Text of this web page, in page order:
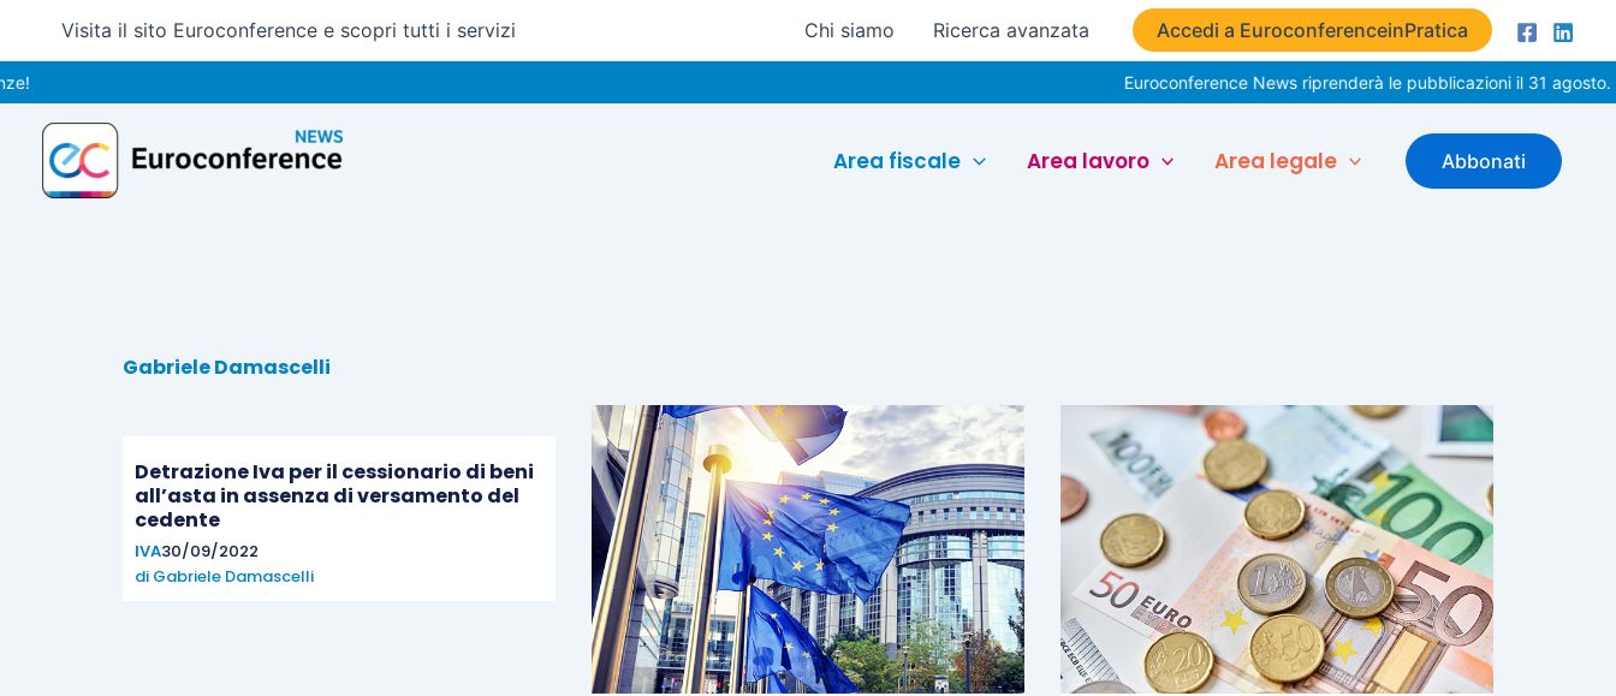
contenuto
Visita il sito Euroconference e scopri tutti i servizi Chi siamo Ricerca avanzata Accedi a EuroconferenceinPratica
Euroconference News riprenderà le pubblicazioni il 31 agosto. Buone
Area fiscale Area lavoro Area legale Abbonati
Gabriele Damascelli
Detrazione Iva per il cessionario di beni
all’asta in assenza di versamento del
cedente
IVA30/09/2022
di Gabriele Damascelli
PaginaPagina
Pagina